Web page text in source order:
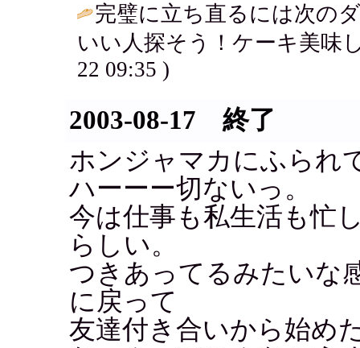
完璧に立ち直るには次の
いい人探そう！ケーキ美味
22 09:35 )
2003-08-17 終了
ホンジャマカにふられ
ハーーー切ないっ。
今は仕事も私生活も忙
らしい。
つきあってるみたいな
に戻って
友達付き合いから始め